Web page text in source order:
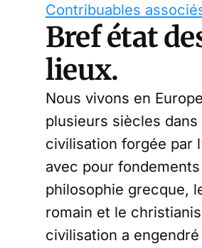
Contribuables
Bref état
lieux.
Nous vivons en
plusieurs siècles dans
civilisation forgée par
avec pour fondements
philosophie grecque,
romain et le
civilisation a